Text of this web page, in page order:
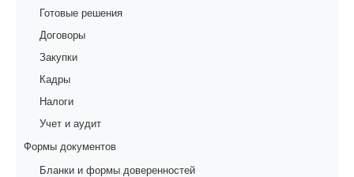
Готовые решения
Договоры
Закупки
Кадры
Налоги
Учет и аудит
Формы документов
Бланки и формы доверенностей